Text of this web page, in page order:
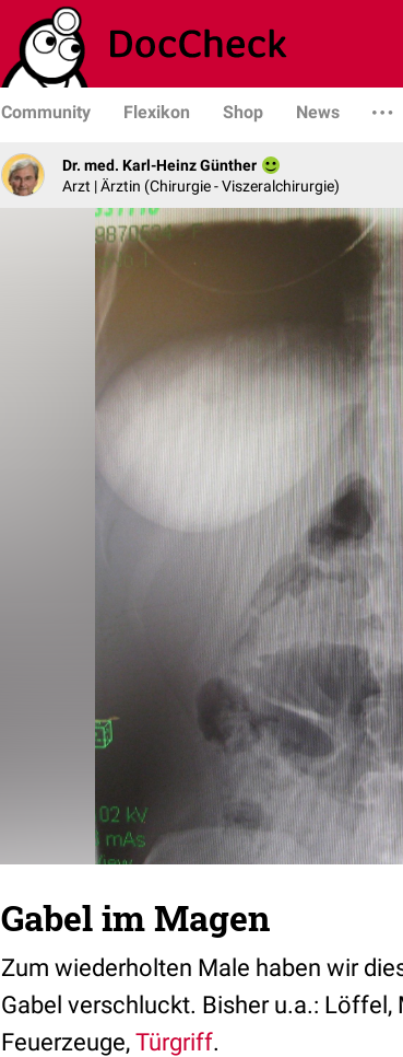
Community Flexikon Shop News
Dr. med. Karl-Heinz Günther
Arzt | Ärztin (Chirurgie - Viszeralchirurgie)
Gabel im Magen
Zum wiederholten Male haben wir
Gabel verschluckt. Bisher u.a.: Löffel,
Feuerzeuge, Türgriff.